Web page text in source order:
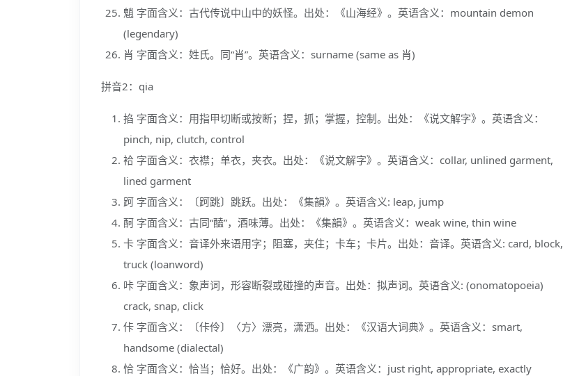
魈 字面含义：古代传说中山中的妖怪。出处：《山海经》。英语含义：mountain demon
(legendary)
肖 字面含义：姓氏。同“肖”。英语含义：surname (same as 肖)
拼音2：qia
掐 字面含义：用指甲切断或按断；捏，抓；掌握，控制。出处：《说文解字》。英语含义：
pinch, nip, clutch, control
袷 字面含义：衣襟；单衣，夹衣。出处：《说文解字》。英语含义：collar, unlined garment,
lined garment
跒 字面含义：〔跒跳〕跳跃。出处：《集韻》。英语含义: leap, jump
酠 字面含义：古同“醘”，酒味薄。出处：《集韻》。英语含义：weak wine, thin wine
卡 字面含义：音译外来语用字；阻塞，夹住；卡车；卡片。出处：音译。英语含义: card, block,
truck (loanword)
咔 字面含义：象声词，形容断裂或碰撞的声音。出处：拟声词。英语含义: (onomatopoeia)
crack, snap, click
佧 字面含义：〔佧伶〕〈方〉漂亮，潇洒。出处：《汉语大词典》。英语含义：smart,
handsome (dialectal)
恰 字面含义：恰当；恰好。出处：《广韵》。英语含义：just right, appropriate, exactly